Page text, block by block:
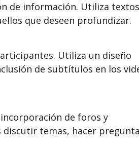
de información. Utiliza textos
que deseen profundizar.
Utiliza un diseño
de subtítulos en los
de foros y
temas, hacer